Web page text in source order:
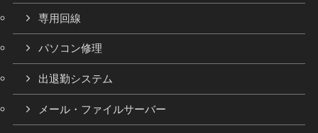
専用回線
パソコン修理
出退勤システム
メール・ファイルサーバー